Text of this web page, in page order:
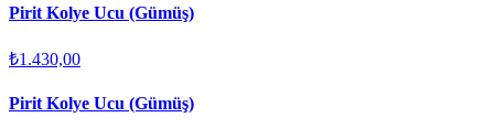
Pirit Kolye Ucu (Gümüş)
₺1.430,00
Pirit Kolye Ucu (Gümüş)